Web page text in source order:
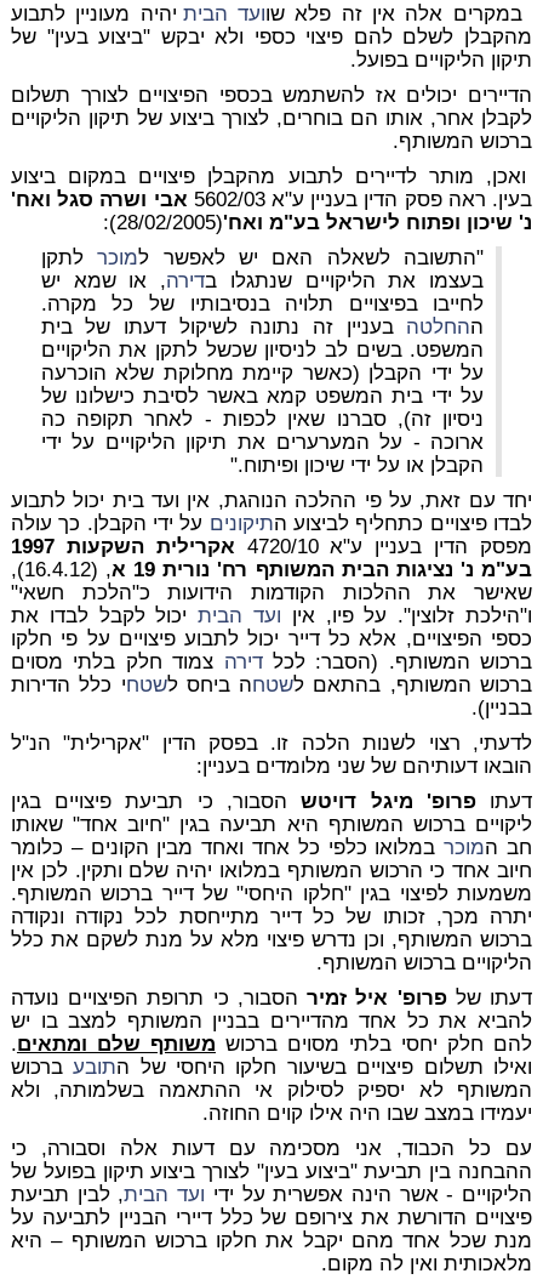
במקרים אלה אין זה פלא שוועד הבית יהיה מעוניין לתבוע
מהקבלן לשלם להם פיצוי כספי ולא יבקש "ביצוע בעין" של
תיקון הליקויים בפועל.
הדיירים יכולים אז להשתמש בכספי הפיצויים לצורך תשלום
לקבלן אחר, אותו הם בוחרים, לצורך ביצוע של תיקון הליקויים
ברכוש המשותף.
ואכן, מותר לדיירים לתבוע מהקבלן פיצויים במקום ביצוע
בעין. ראה פסק הדין בעניין ע"א 5602/03
אבי ושרה סגל ואח'
נ' שיכון ופתוח לישראל בע"מ ואח'(28/02/2005):
"התשובה לשאלה האם יש לאפשר למוכרלתקן
בעצמו את הליקויים שנתגלו בדירה, או שמא יש
לחייבו בפיצויים תלויה בנסיבותיו של כל מקרה.
ההחלטה בעניין זה נתונה לשיקול דעתו של בית
המשפט. בשים לב לניסיון שכשל לתקן את הליקויים
על ידי הקבלן (כאשר קיימת מחלוקת שלא הוכרעה
על ידי בית המשפט קמא באשר לסיבת כישלונו של
ניסיון זה), סברנו שאין לכפות - לאחר תקופה כה
ארוכה - על המערערים את תיקון הליקויים על ידי
הקבלן או על ידי שיכון ופיתוח."
יחד עם זאת, על פי ההלכה הנוהגת, אין ועד בית יכול לתבוע
לבדו פיצויים כתחליף לביצוע התיקונים על ידי הקבלן. כך עולה
מפסק הדין בעניין ע"א 4720/10
אקרילית השקעות 1997
בע"מ נ' נציגות הבית המשותף רח' נורית 19 א
, (16.4.12),
שאישר את ההלכות הקודמות הידועות כ"הלכת חשאי"
ו"הילכת זלוצין". על פיו, אין ועד הביתיכול לקבל לבדו את
כספי הפיצויים, אלא כל דייר יכול לתבוע פיצויים על פי חלקו
ברכוש המשותף. (הסבר: לכלדירה צמוד חלק בלתי מסוים
ברכוש המשותף, בהתאם לשטחה ביחס לשטחי כלל הדירות
בבניין).
לדעתי, רצוי לשנות הלכה זו. בפסק הדין "אקרילית" הנ"ל
הובאו דעותיהם של שני מלומדים בעניין:
דעתופרופ' מיגל דויטשהסבור, כי תביעת פיצויים בגין
ליקויים ברכוש המשותף היא תביעה בגין "חיוב אחד" שאותו
חב המוכרבמלואו כלפי כל אחד ואחד מבין הקונים – כלומר
חיוב אחד כי הרכוש המשותף במלואו יהיה שלם ותקין. לכן אין
משמעות לפיצוי בגין "חלקו היחסי" של דייר ברכוש המשותף.
יתרה מכך, זכותו של כל דייר מתייחסת לכל נקודה ונקודה
ברכוש המשותף, וכן נדרש פיצוי מלא על מנת לשקם את כלל
הליקויים ברכוש המשותף.
דעתו שלפרופ' איל זמירהסבור, כי תרופת הפיצויים נועדה
להביא את כל אחד מהדיירים בבניין המשותף למצב בו יש
להם חלק יחסי בלתי מסוים ברכוש משותף שלם ומתאים.
ואילו תשלום פיצויים בשיעור חלקו היחסי של התובעברכוש
המשותף לא יספיק לסילוק אי ההתאמה בשלמותה, ולא
יעמידו במצב שבו היה אילו קוים החוזה.
עם כל הכבוד, אני מסכימה עם דעות אלה וסבורה, כי
ההבחנה בין תביעת "ביצוע בעין" לצורך ביצוע תיקון בפועל של
הליקויים - אשר הינה אפשרית על ידי ועד הבית, לבין תביעת
פיצויים הדורשת את צירופם של כלל דיירי הבניין לתביעה על
מנת שכל אחד מהם יקבל את חלקו ברכוש המשותף – היא
מלאכותית ואין לה מקום.